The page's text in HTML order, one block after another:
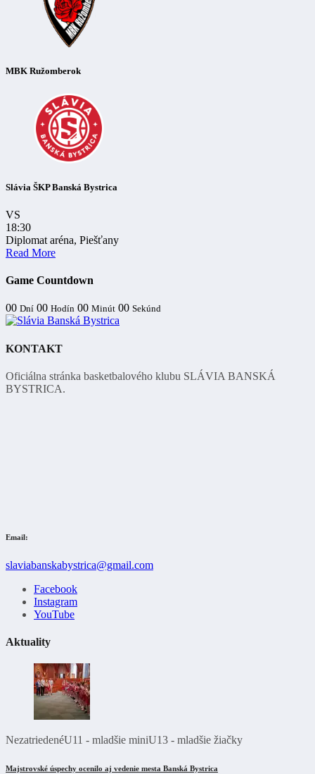
MBK Ružomberok
Slávia ŠKP Banská Bystrica
VS
18:30
Diplomat aréna, Piešťany
Read More
Game Countdown
00 Dní 00 Hodín 00 Minút 00 Sekúnd
KONTAKT
Oficiálna stránka basketbalového klubu SLÁVIA BANSKÁ
BYSTRICA.
Email:
slaviabanskabystrica@gmail.com
Facebook
Instagram
YouTube
Aktuality
NezatriedenéU11 - mladšie miniU13 - mladšie žiačky
Majstrovské úspechy ocenilo aj vedenie mesta Banská Bystrica